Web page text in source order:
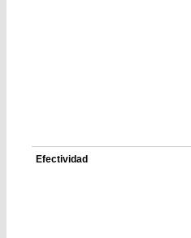
Efectividad